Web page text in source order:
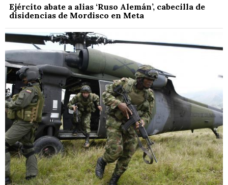
Ejército abate a alias ‘Ruso Alemán’, cabecilla de
disidencias de Mordisco en Meta